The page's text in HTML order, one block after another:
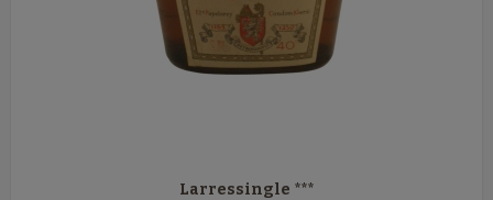
Larressingle ***